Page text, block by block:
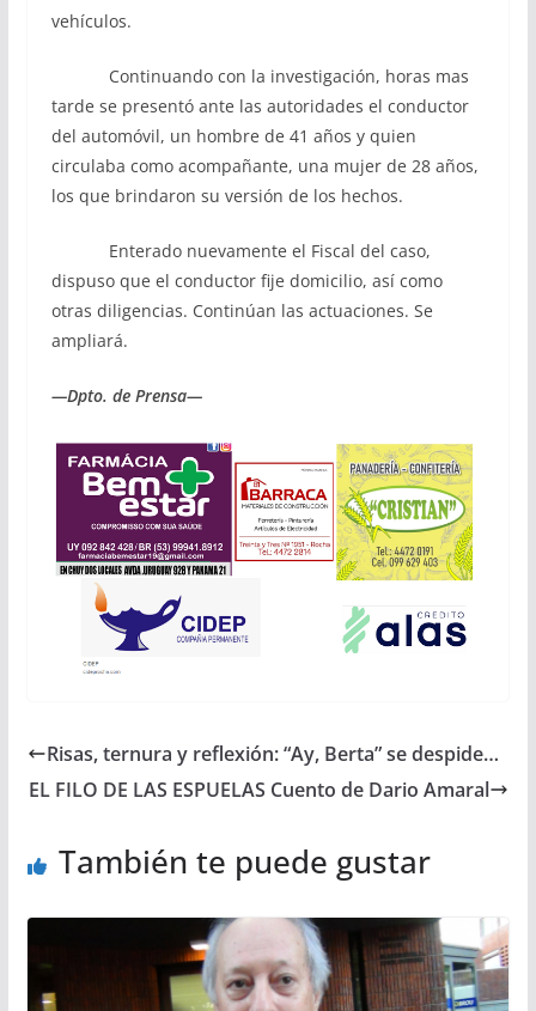
vehículos.
Continuando con la investigación, horas mas
tarde se presentó ante las autoridades el conductor
del automóvil, un hombre de 41 años y quien
circulaba como acompañante, una mujer de 28 años,
los que brindaron su versión de los hechos.
Enterado nuevamente el Fiscal del caso,
dispuso que el conductor fije domicilio, así como
otras diligencias. Continúan las actuaciones. Se
ampliará.
—Dpto. de Prensa—
Risas, ternura y reflexión: “Ay, Berta” se despide…
EL FILO DE LAS ESPUELAS Cuento de Dario Amaral
También te puede gustar